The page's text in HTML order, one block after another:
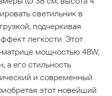
светильник в
подчеркивая
легкости. Этот
матрице мощностью 48W,
а его стильность
и современный
этот новейший